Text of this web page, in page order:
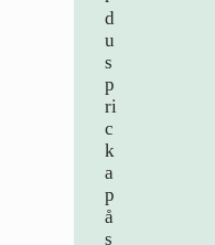
d
u
s
p
ri
c
k
a
p
å
s